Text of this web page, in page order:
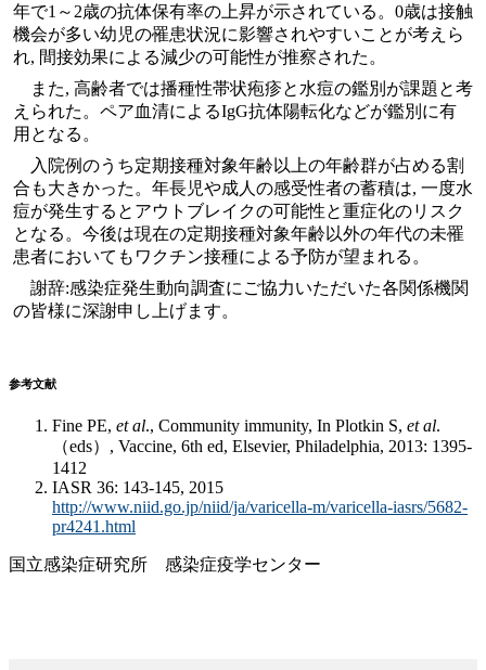
年で1～2歳の抗体保有率の上昇が示されている。0歳は接触
機会が多い幼児の罹患状況に影響されやすいことが考えら
れ, 間接効果による減少の可能性が推察された。
また, 高齢者では播種性帯状疱疹と水痘の鑑別が課題と考
えられた。ペア血清によるIgG抗体陽転化などが鑑別に有
用となる。
入院例のうち定期接種対象年齢以上の年齢群が占める割
合も大きかった。年長児や成人の感受性者の蓄積は, 一度水
痘が発生するとアウトブレイクの可能性と重症化のリスク
となる。今後は現在の定期接種対象年齢以外の年代の未罹
患者においてもワクチン接種による予防が望まれる。
謝辞:感染症発生動向調査にご協力いただいた各関係機関
の皆様に深謝申し上げます。
参考文献
Fine PE, et al., Community immunity, In Plotkin S, et al.
（eds）, Vaccine, 6th ed, Elsevier, Philadelphia, 2013: 1395-
1412
IASR 36: 143-145, 2015
http://www.niid.go.jp/niid/ja/varicella-m/varicella-iasrs/5682-
pr4241.html
国立感染症研究所 感染症疫学センター